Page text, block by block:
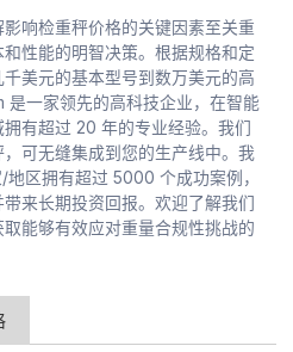
响检重秤价格的关键因素至关重
性能的明智决策。根据规格和定
美元的基本型号到数万美元的高
是一家领先的高科技企业，在智能
有超过 20 年的专业经验。我们
可无缝集成到您的生产线中。我
区拥有超过 5000 个成功案例，
来长期投资回报。欢迎了解我们
能够有效应对重量合规性挑战的